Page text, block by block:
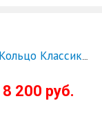
Люстра Кольцо Классика 500 мм - СКИДКА!!!
8 200 руб.